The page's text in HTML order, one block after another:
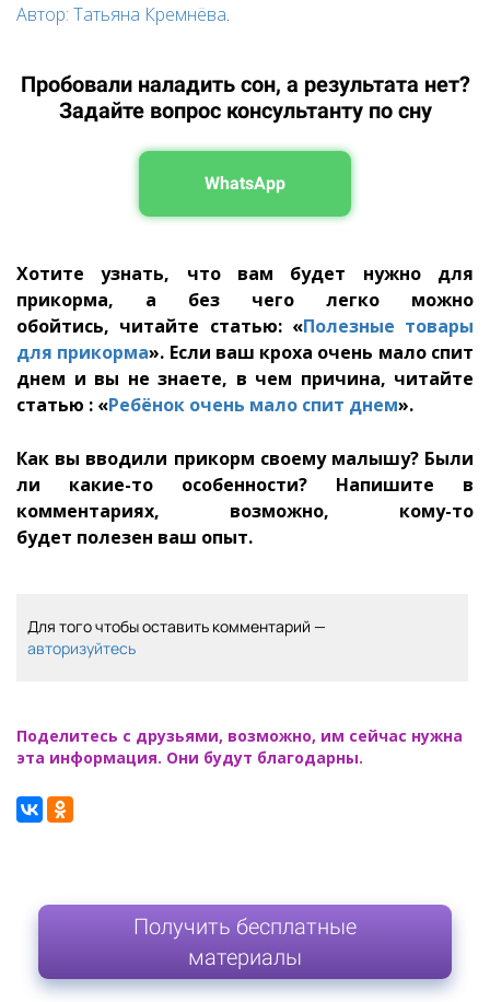
Автор: Татьяна Кремнёва.
Пробовали наладить сон, а результата нет?
Задайте вопрос консультанту по сну
WhatsApp
Хотите узнать, что вам будет нужно для
прикорма, а без чего легко можно
обойтись, читайте статью: «Полезные товары
для прикорма». Если ваш кроха очень мало спит
днем и вы не знаете, в чем причина, читайте
статью : «Ребёнок очень мало спит днем».
Как вы вводили прикорм своему малышу? Были
ли какие-то особенности? Напишите в
комментариях, возможно, кому-то
будет полезен ваш опыт.
Для того чтобы оставить комментарий —
авторизуйтесь
Поделитесь с друзьями, возможно, им сейчас нужна
эта информация. Они будут благодарны.
Получить бесплатные
материалы